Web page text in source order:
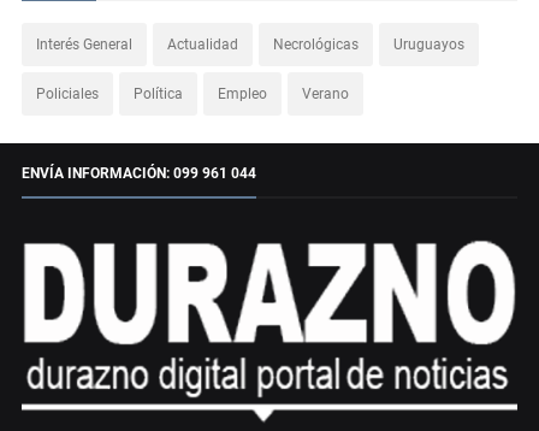
Interés General Actualidad Necrológicas Uruguayos
Policiales Política Empleo Verano
ENVÍA INFORMACIÓN: 099 961 044